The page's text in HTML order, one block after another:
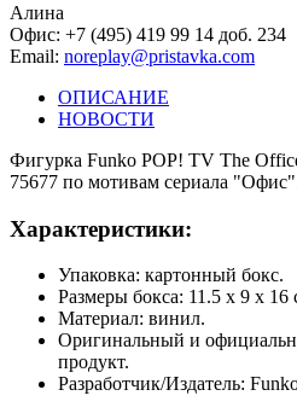
Алина
Офис: +7 (495) 419 99 14 доб. 234
Email: noreplay@pristavka.com
ОПИСАНИЕ
НОВОСТИ
Фигурка Funko POP! TV The
75677 по мотивам сериала
Характеристики:
Упаковка: картонный бокс.
Размеры бокса: 11.5 х 9 х 16
Материал: винил.
Оригинальный и
продукт.
Разработчик/Издатель: